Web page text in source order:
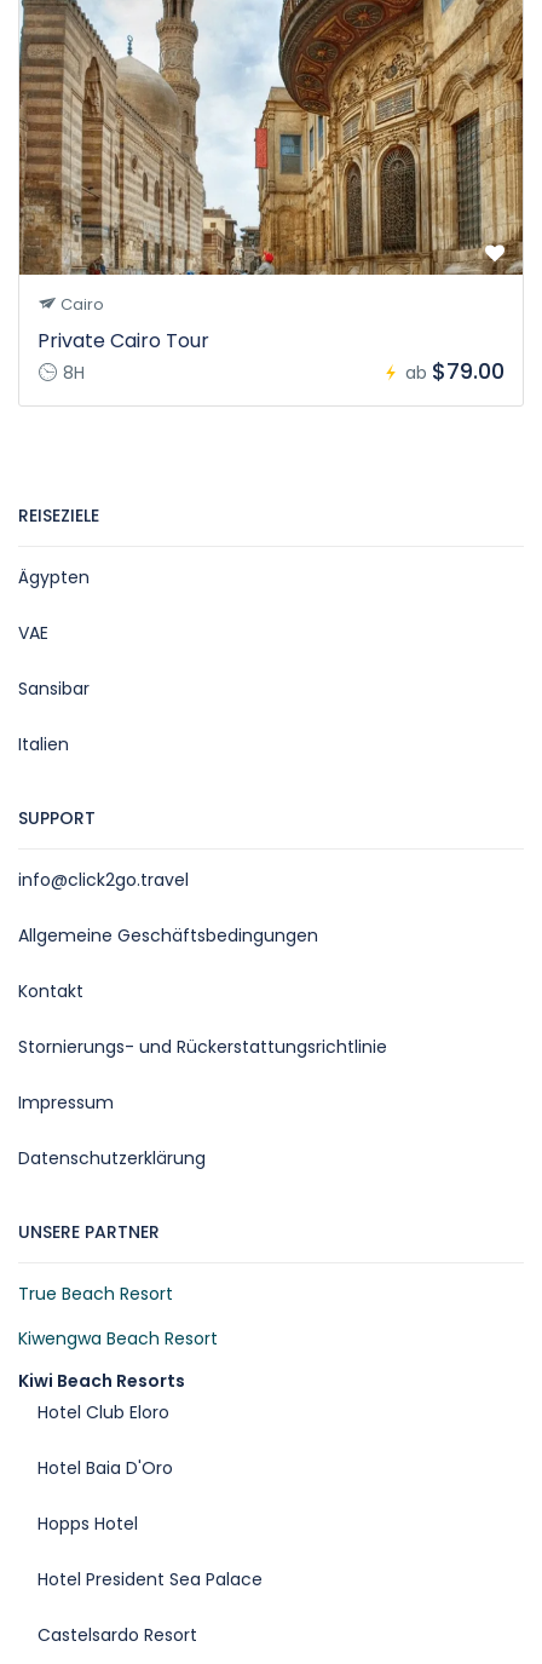
Cairo
Private Cairo Tour
8H ab $79.00
REISEZIELE
Ägypten
VAE
Sansibar
Italien
SUPPORT
info@click2go.travel
Allgemeine Geschäftsbedingungen
Kontakt
Stornierungs- und Rückerstattungsrichtlinie
Impressum
Datenschutzerklärung
UNSERE PARTNER
True Beach Resort
Kiwengwa Beach Resort
Kiwi Beach Resorts
Hotel Club Eloro
Hotel Baia D'Oro
Hopps Hotel
Hotel President Sea Palace
Castelsardo Resort